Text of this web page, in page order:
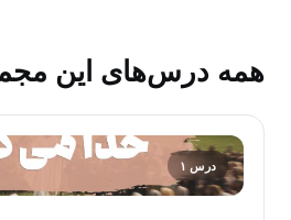
همه درس‌های این
درس ۱